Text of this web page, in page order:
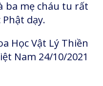
ba mẹ cháu tu rất
dạy.
Học Vật Lý Thiền
Nam 24/10/2021